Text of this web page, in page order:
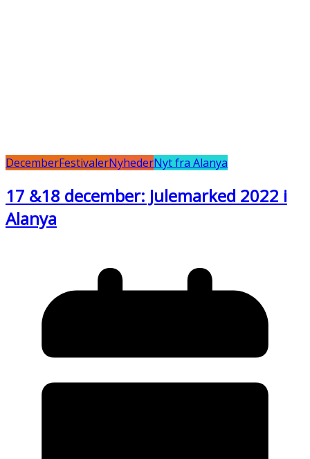
DecemberFestivalerNyhederNyt fra Alanya
17 &18 december: Julemarked 2022 i
Alanya